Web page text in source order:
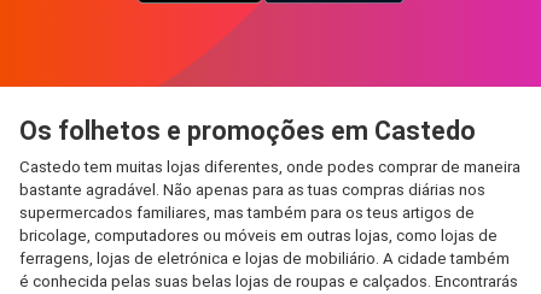
Os folhetos e promoções em Castedo
Castedo tem muitas lojas diferentes, onde podes comprar de maneira
bastante agradável. Não apenas para as tuas compras diárias nos
supermercados familiares, mas também para os teus artigos de
bricolage, computadores ou móveis em outras lojas, como lojas de
ferragens, lojas de eletrónica e lojas de mobiliário. A cidade também
é conhecida pelas suas belas lojas de roupas e calçados. Encontrarás